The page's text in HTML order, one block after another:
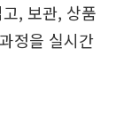
, 보관, 상품
정을 실시간